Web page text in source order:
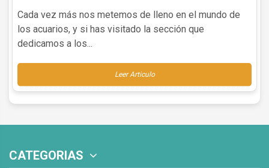
Cada vez más nos metemos de lleno en el mundo de
los acuarios, y si has visitado la sección que
dedicamos a los...
Leer Articulo
CATEGORIAS